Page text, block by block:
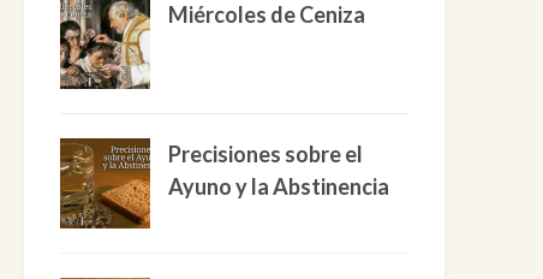
Miércoles de Ceniza
Precisiones sobre el
Ayuno y la Abstinencia